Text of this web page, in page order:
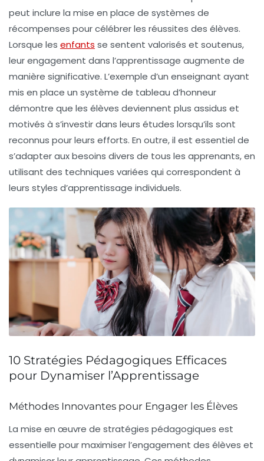
peut inclure la mise en place de systèmes de
récompenses pour célébrer les réussites des élèves.
Lorsque les enfants se sentent valorisés et soutenus,
leurengagement dans l’apprentissage augmente de
manière significative. L’exemple d’un enseignant ayant
mis en place un système de tableau d’honneur
démontre que les élèves deviennent plus assidus et
motivés à s’investir dans leurs études lorsqu’ils sont
reconnus pour leurs efforts. En outre, il est essentiel de
s’adapter auxbesoins divers de tous les apprenants, en
utilisant des techniques variées qui correspondent à
leurs styles d’apprentissage individuels.
10 Stratégies Pédagogiques Efficaces
pour Dynamiser l’Apprentissage
Méthodes Innovantes pour Engager les Élèves
La mise en œuvre de stratégies pédagogiques est
essentielle pour maximiser l’engagement des élèves et